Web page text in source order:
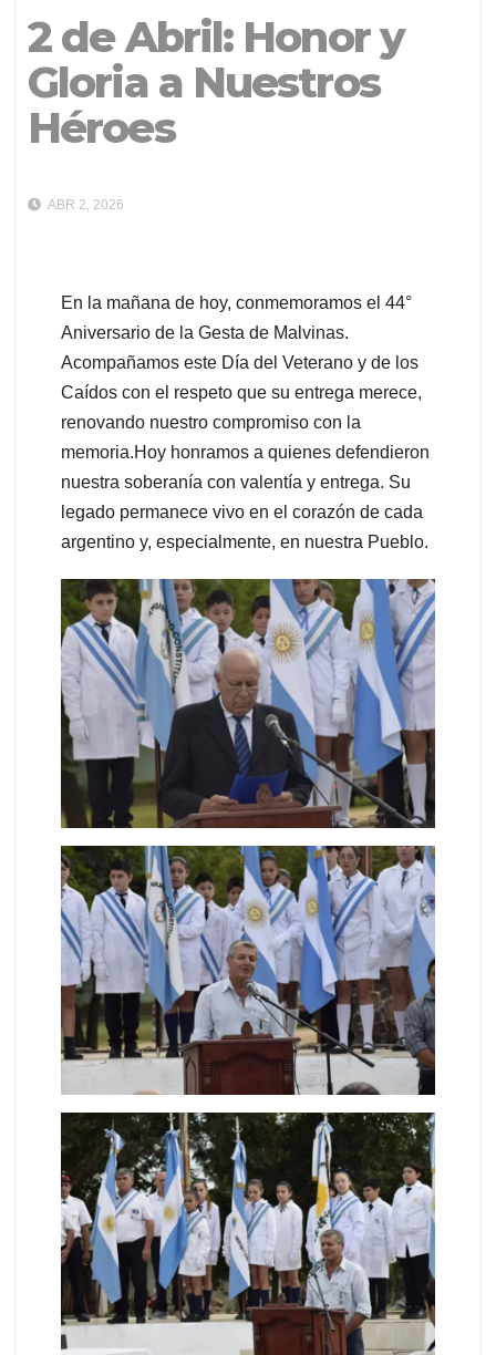
2 de Abril: Honor y
Gloria a Nuestros
Héroes
ABR 2, 2026
​En la mañana de hoy, conmemoramos el 44°
Aniversario de la Gesta de Malvinas.
Acompañamos este Día del Veterano y de los
Caídos con el respeto que su entrega merece,
renovando nuestro compromiso con la
memoria.​Hoy honramos a quienes defendieron
nuestra soberanía con valentía y entrega. Su
legado permanece vivo en el corazón de cada
argentino y, especialmente, en nuestra Pueblo.